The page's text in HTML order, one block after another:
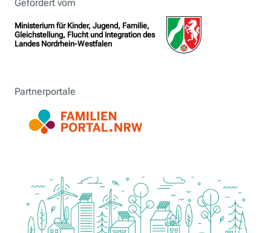
Gefördert vom
Ministerium für Kinder, Jugend, Familie,
Gleichstellung, Flucht und Integration des
Landes Nordrhein-Westfalen
Partnerportale